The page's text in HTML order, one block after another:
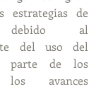
estrategias de
debido al
del uso del
parte de los
avances